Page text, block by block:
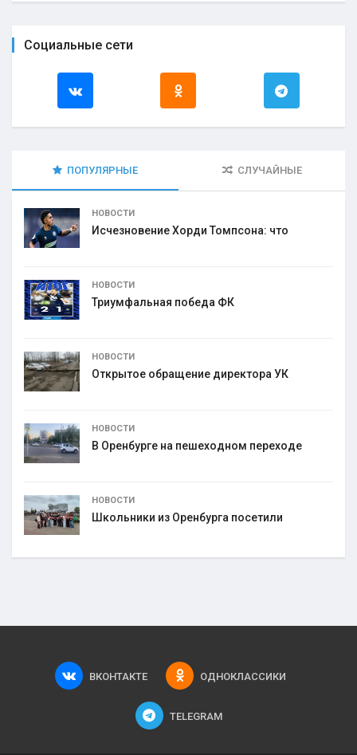
Социальные сети
ПОПУЛЯРНЫЕ СЛУЧАЙНЫЕ
НОВОСТИ
Исчезновение Хорди Томпсона: что
НОВОСТИ
Триумфальная победа ФК
НОВОСТИ
Открытое обращение директора УК
НОВОСТИ
В Оренбурге на пешеходном переходе
НОВОСТИ
Школьники из Оренбурга посетили
ВКОНТАКТЕ ОДНОКЛАССИКИ
TELEGRAM